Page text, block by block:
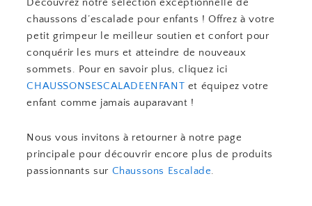
chaussons d’escalade pour enfants ! Offrez à votre
petit grimpeur le meilleur soutien et confort pour
conquérir les murs et atteindre de nouveaux
sommets. Pour en savoir plus, cliquez ici
CHAUSSONSESCALADEENFANT et équipez votre
enfant comme jamais auparavant !
Nous vous invitons à retourner à notre page
principale pour découvrir encore plus de produits
passionnants sur Chaussons Escalade.